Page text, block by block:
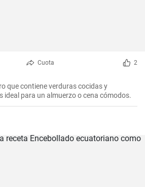
Cuota 2
que contiene verduras cocidas y
ideal para un almuerzo o cena cómodos.